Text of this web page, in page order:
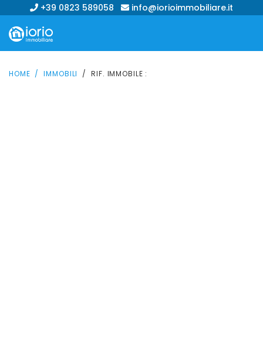
+39 0823 589058 info@iorioimmobiliare.it
HOME IMMOBILI RIF. IMMOBILE :